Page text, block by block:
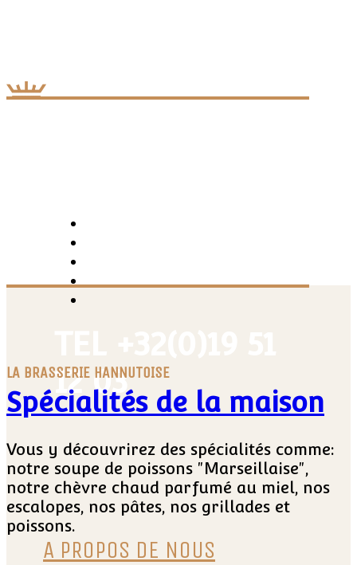
RÉSERVEZ UNE TABLE TEL 019 51 12 03
12 03
LA BRASSERIE HANNUTOISE
Spécialités de la maison
Vous y découvrirez des spécialités comme:
notre soupe de poissons "Marseillaise",
notre chèvre chaud parfumé au miel, nos
escalopes, nos pâtes, nos grillades et
poissons.
A PROPOS DE NOUS